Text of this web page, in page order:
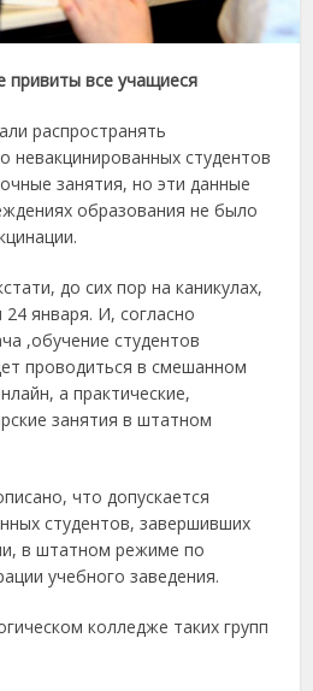
привиты все учащиеся
распространять
студентов
занятия, но эти данные
образования не было
до сих пор на каникулах,
24 января. И, согласно
,обучение студентов
проводиться в смешанном
а практические,
занятия в штатном
что допускается
студентов, завершивших
в штатном режиме по
учебного заведения.
колледже таких групп